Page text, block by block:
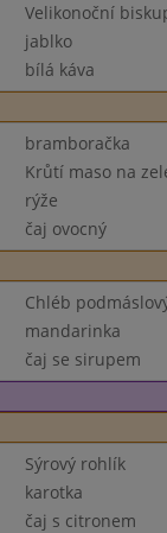
Velikonoční
jablko
bílá káva
bramboračka
Krůtí maso na
rýže
čaj ovocný
Chléb
mandarinka
čaj se sirupem
Sýrový rohlík
karotka
čaj s citronem